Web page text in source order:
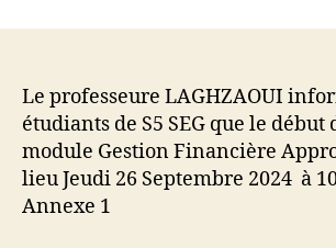
Le professeure LAGHZAOUI
étudiants de S5 SEG que le début
module Gestion Financière
lieu Jeudi 26 Septembre 2024 à
Annexe 1